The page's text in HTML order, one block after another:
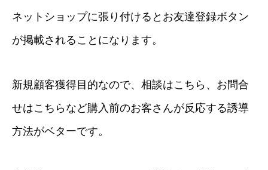
ネットショップに張り付けるとお友達登録ボタン
が掲載されることになります。
新規顧客獲得目的なので、相談はこちら、お問合
せはこちらなど購入前のお客さんが反応する誘導
方法がベターです。